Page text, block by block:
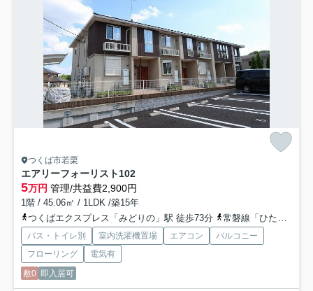
つくば市若栗
エアリーフォーリスト102
5万円 管理/共益費2,900円
1階 / 45.06㎡ / 1LDK /築15年
つくばエクスプレス「みどりの」駅 徒歩73分
常磐線「ひたち野うしく」駅 徒歩83分
バス・トイレ別 室内洗濯機置場 エアコン
バルコニー
フローリング
電気有
敷0 即入居可